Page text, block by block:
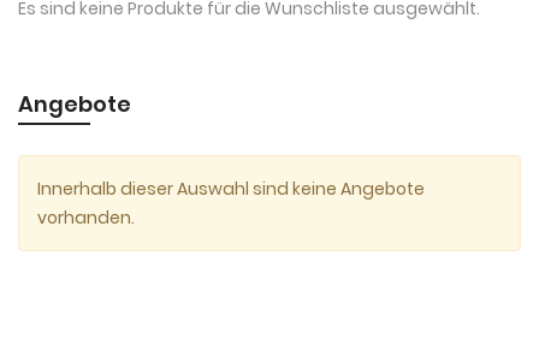
Es sind keine Produkte für die Wunschliste ausgewählt.
Angebote
Innerhalb dieser Auswahl sind keine Angebote
vorhanden.